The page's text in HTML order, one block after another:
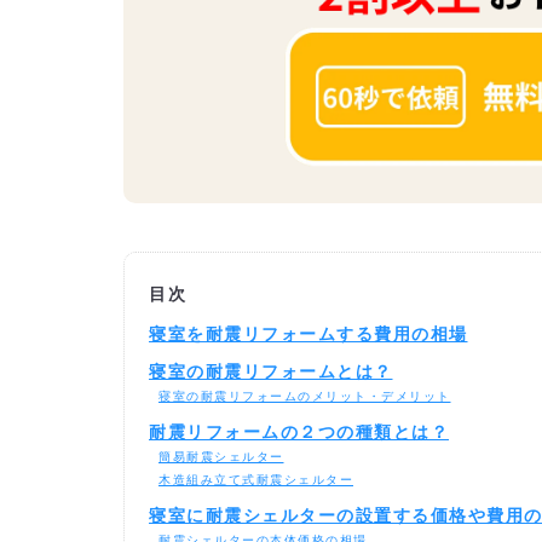
目次
寝室を耐震リフォームする費用の相場
寝室の耐震リフォームとは？
寝室の耐震リフォームのメリット・デメリット
耐震リフォームの２つの種類とは？
簡易耐震シェルター
木造組み立て式耐震シェルター
寝室に耐震シェルターの設置する価格や費用